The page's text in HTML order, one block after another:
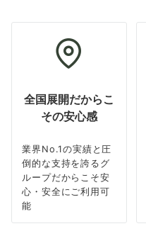
全国展開だからこ
その安心感
業界No.1の実績と圧
倒的な支持を誇るグ
ループだからこそ安
心・安全にご利用可
能